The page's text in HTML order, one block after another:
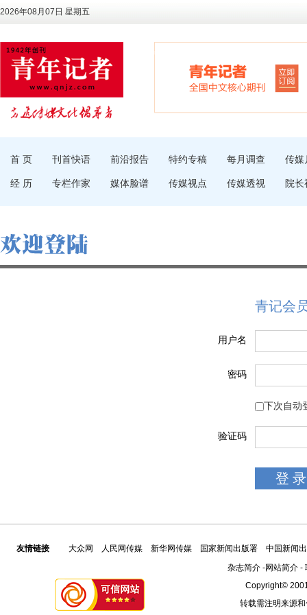
2026年08月07日 星期五
首 页 刊首快语 前沿报告 特约专稿 每月调查 传媒
经 历 专栏作家 媒体脸谱 传媒视点 传媒透视 院长
青记会
用户名
密码
下次自动
验证码
友情链接 大众网 人民网传媒 新华网传媒 国家新闻出版署
中国新闻
杂志简介 -网站简介 -
Copyright©
转载需注明来源